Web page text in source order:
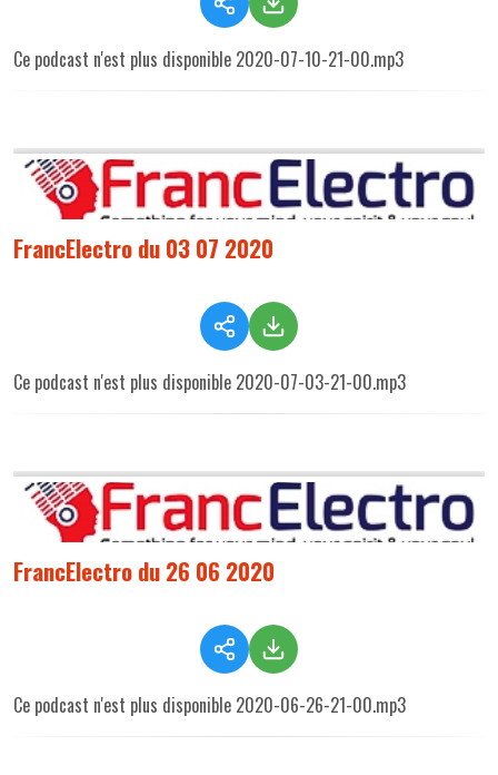
Ce podcast n'est plus disponible 2020-07-10-21-00.mp3
FrancElectro du 03 07 2020
Ce podcast n'est plus disponible 2020-07-03-21-00.mp3
FrancElectro du 26 06 2020
Ce podcast n'est plus disponible 2020-06-26-21-00.mp3